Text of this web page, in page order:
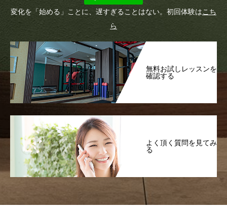
変化を「始める」ことに、遅すぎることはない。初回体験はこち
ら
無料お試しレッスンを
確認する
よく頂く質問を見てみ
る